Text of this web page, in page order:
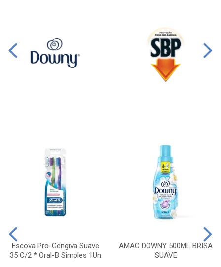
Escova Pro-Gengiva Suave
35 C/2 * Oral-B Simples 1Un
AMAC DOWNY 500ML BRISA
SUAVE